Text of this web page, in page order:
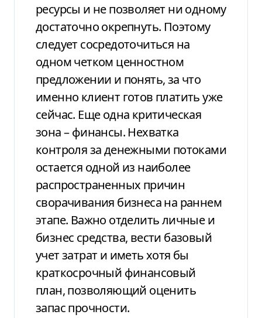
ресурсы и не позволяет ни одному
достаточно окрепнуть. Поэтому
следует сосредоточиться на
одном четком ценностном
предложении и понять, за что
именно клиент готов платить уже
сейчас. Еще одна критическая
зона – финансы. Нехватка
контроля за денежными потоками
остается одной из наиболее
распространенных причин
сворачивания бизнеса на раннем
этапе. Важно отделить личные и
бизнес средства, вести базовый
учет затрат и иметь хотя бы
краткосрочный финансовый
план, позволяющий оценить
запас прочности.